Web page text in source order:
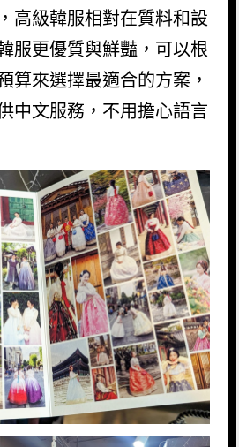
高級韓服相對在質料和設
服更優質與鮮豔，可以根
算來選擇最適合的方案，
中文服務，不用擔心語言